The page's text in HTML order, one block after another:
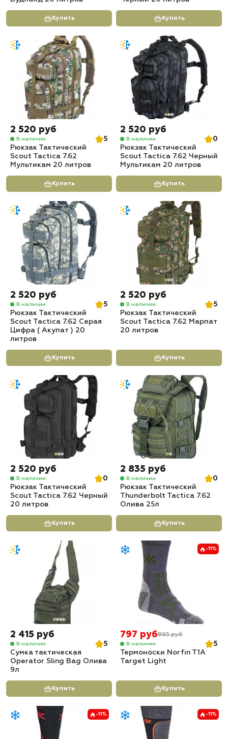
Купить Купить
2 520 руб
В наличии
5
Рюкзак Тактический
Scout Tactica 7.62
Мультикам 20 литров
Купить
2 520 руб
В наличии
0
Рюкзак Тактический
Scout Tactica 7.62 Черный
Мультикам 20 литров
Купить
2 520 руб
В наличии
5
Рюкзак Тактический
Scout Tactica 7.62 Серая
Цифра ( Акупат ) 20
литров
Купить
2 520 руб
В наличии
5
Рюкзак Тактический
Scout Tactica 7.62 Марпат
20 литров
Купить
2 520 руб
В наличии
0
Рюкзак Тактический
Scout Tactica 7.62 Черный
20 литров
Купить
2 835 руб
В наличии
0
Рюкзак Тактический
Thunderbolt Tactica 7.62
Олива 25л
Купить
2 415 руб
В наличии
5
Сумка тактическая
Operator Sling Bag Олива
9л
Купить
-11%
797 руб895 руб
В наличии
5
Термоноски Norfin T1A
Target Light
Купить
-11% -11%